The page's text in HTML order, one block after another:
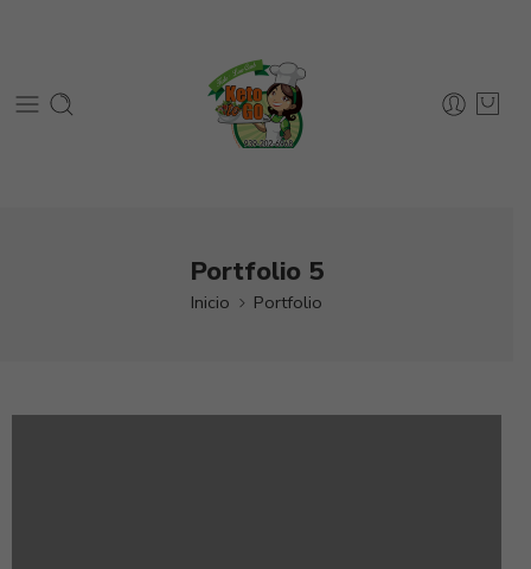
Portfolio 5
Inicio Portfolio